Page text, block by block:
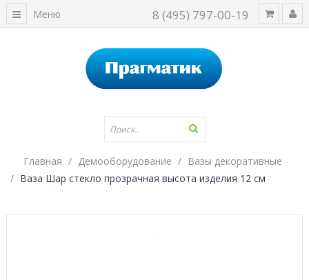
8 (495) 797-00-19
Меню
Главная Демооборудование
Вазы декоративные
Ваза Шар стекло прозрачная высота изделия 12 см